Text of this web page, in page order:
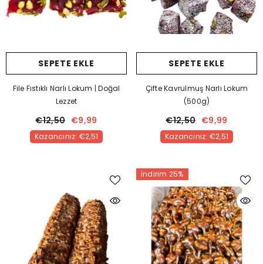
SEPETE EKLE
File Fıstıklı Narlı Lokum | Doğal
Lezzet
€12,50 €9,99
Kazancınız: €2,51
SEPETE EKLE
Çifte Kavrulmuş Narlı Lokum
(500g)
€12,50 €9,99
Kazancınız: €2,51
İndirim 25%